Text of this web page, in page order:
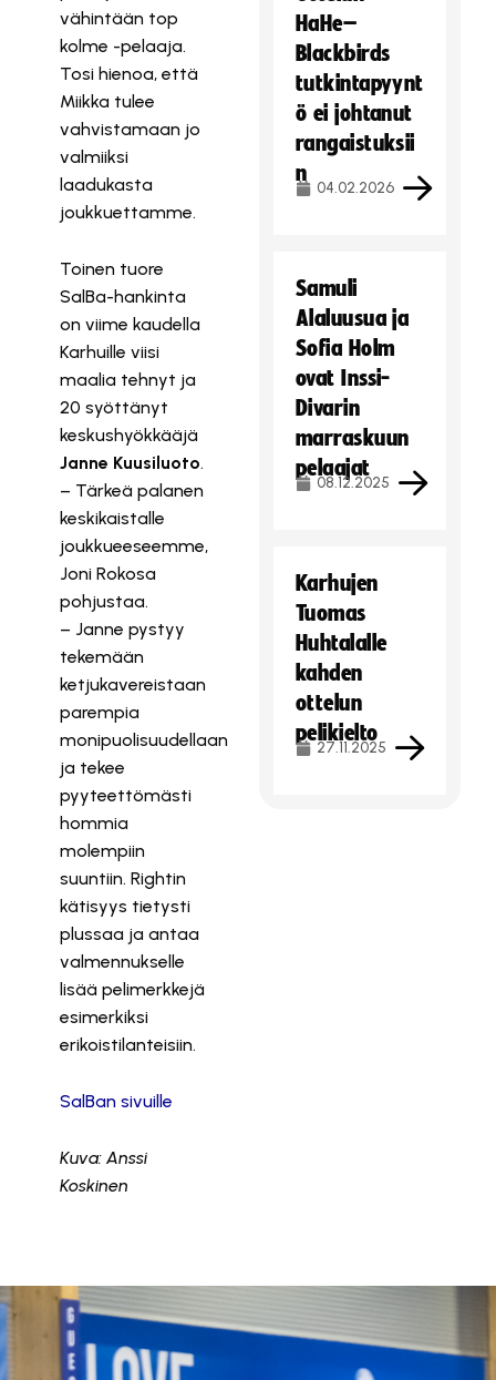
vähintään top
kolme -pelaaja.
Tosi hienoa, että
Miikka tulee
vahvistamaan jo
valmiiksi
laadukasta
joukkuettamme.
Toinen tuore
SalBa-hankinta
on viime kaudella
Karhuille viisi
maalia tehnyt ja
20 syöttänyt
keskushyökkääjä
Janne Kuusiluoto.
– Tärkeä palanen
keskikaistalle
joukkueeseemme,
Joni Rokosa
pohjustaa.
– Janne pystyy
tekemään
ketjukavereistaan
parempia
monipuolisuudellaan
ja tekee
pyyteettömästi
hommia
molempiin
suuntiin. Rightin
kätisyys tietysti
plussaa ja antaa
valmennukselle
lisää pelimerkkejä
esimerkiksi
erikoistilanteisiin.
SalBan sivuille
Kuva: Anssi
Koskinen
HaHe–
Blackbirds
tutkintapyynt
ö ei johtanut
rangaistuksii
n
04.02.2026
Samuli
Alaluusua ja
Sofia Holm
ovat Inssi-
Divarin
marraskuun
pelaajat
08.12.2025
Karhujen
Tuomas
Huhtalalle
kahden
ottelun
pelikielto
27.11.2025